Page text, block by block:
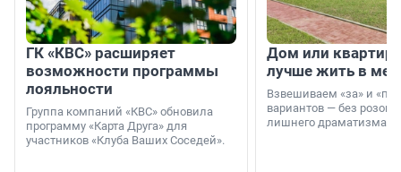
ГК «КВС» расширяет
возможности программы
лояльности
Группа компаний «КВС» обновила
программу «Карта Друга» для
участников «Клуба Ваших Соседей».
Дом или
лучше жить в
Взвешиваем «за» и
вариантов — без
лишнего драматизма.